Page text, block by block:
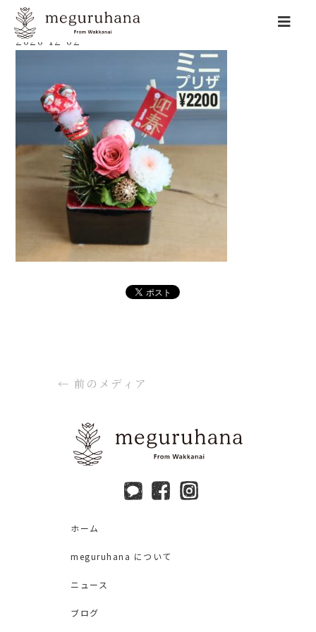
2020-12-02
← 前のメディア
ホーム
meguruhana について
ニュース
ブログ